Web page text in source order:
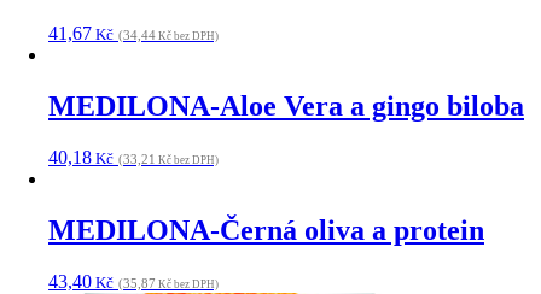
41,67 Kč (34,44 Kč bez DPH)
MEDILONA-Aloe Vera a gingo biloba
40,18 Kč (33,21 Kč bez DPH)
MEDILONA-Černá oliva a protein
43,40 Kč (35,87 Kč bez DPH)